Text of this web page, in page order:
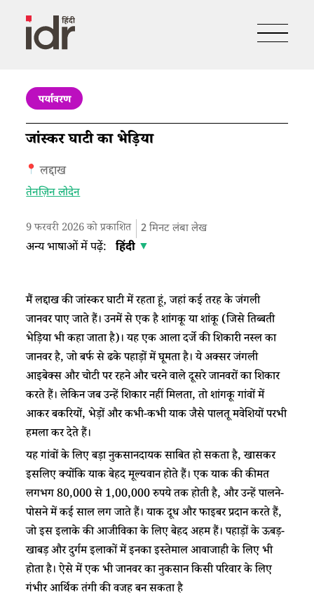
पर्यावरण
जांस्कर घाटी का भेड़िया
लद्दाख
तेनज़िन लोदेन
9 फरवरी 2026 को प्रकाशित 2मिनट लंबा लेख
अन्य भाषाओं में पढ़ें: हिंदी
मैं लद्दाख की जांस्कर घाटी में रहता हूं, जहां कई तरह के जंगली
जानवर पाए जाते हैं। उनमें से एक है शांगकू या शांकू (जिसे तिब्बती
भेड़िया भी कहा जाता है)। यह एक आला दर्जे की शिकारी नस्ल का
जानवर है, जो बर्फ से ढके पहाड़ों में घूमता है। ये अक्सर जंगली
आइबेक्स और चोटी पर रहने और चरने वाले दूसरे जानवरों का शिकार
करते हैं। लेकिन जब उन्हें शिकार नहीं मिलता, तो शांगकू गांवों में
आकर बकरियों, भेड़ों और कभी-कभी याक जैसे पालतू मवेशियों परभी
हमला कर देते हैं।​
​​यह गांवों के लिए बड़ा नुकसानदायक साबित हो सकता है, खासकर
इसलिए क्योंकि याक बेहद मूल्यवान होते हैं। एक याक की कीमत
लगभग 80,000 से 1,00,000 रुपये तक होती है, और उन्हें पालने-
पोसने में कई साल लग जाते हैं। याक दूध और फाइबर प्रदान करते हैं,
जो इस इलाके की आजीविका के लिए बेहद अहम हैं। पहाड़ों के ऊबड़-
खाबड़ और दुर्गम इलाकों में इनका इस्तेमाल आवाजाही के लिए भी
होता है। ऐसे में एक भी जानवर का नुकसान किसी परिवार के लिए
गंभीर आर्थिक तंगी की वजह बन सकता है